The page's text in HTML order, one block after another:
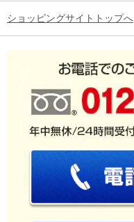
ショッピングサイトトップへ